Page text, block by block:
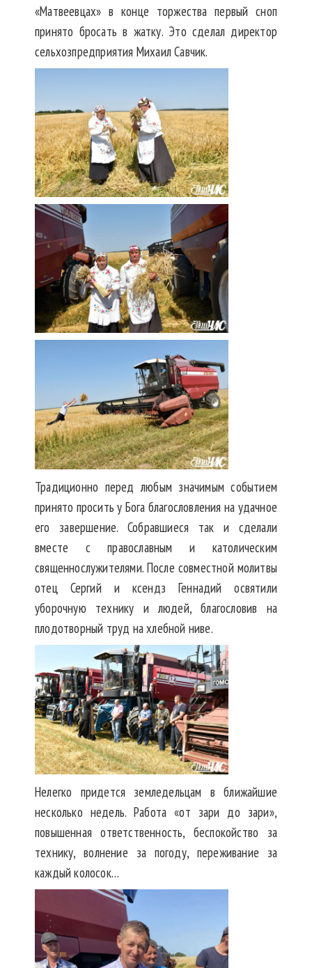
«Матвеевцах» в конце торжества первый сноп
принято бросать в жатку. Это сделал директор
сельхозпредприятия Михаил Савчик.
Традиционно перед любым значимым событием
принято просить у Бога благословления на удачное
его завершение. Собравшиеся так и сделали
вместе с православным и католическим
священнослужителями. После совместной молитвы
отец Сергий и ксендз Геннадий освятили
уборочную технику и людей, благословив на
плодотворный труд на хлебной ниве.
Нелегко придется земледельцам в ближайшие
несколько недель. Работа «от зари до зари»,
повышенная ответственность, беспокойство за
технику, волнение за погоду, переживание за
каждый колосок…